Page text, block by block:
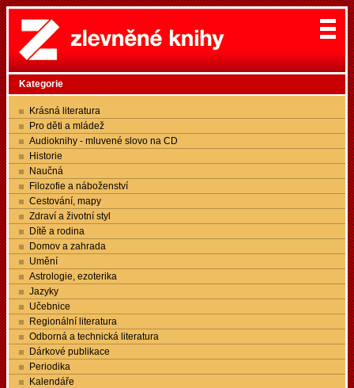
Kategorie
Krásná literatura
Pro děti a mládež
Audioknihy - mluvené slovo na CD
Historie
Naučná
Filozofie a náboženství
Cestování, mapy
Zdraví a životní styl
Dítě a rodina
Domov a zahrada
Umění
Astrologie, ezoterika
Jazyky
Učebnice
Regionální literatura
Odborná a technická literatura
Dárkové publikace
Periodika
Kalendáře